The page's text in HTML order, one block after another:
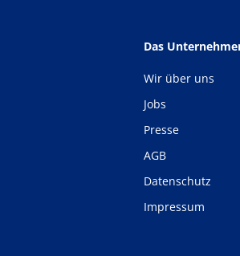
Das
Wir über uns
Jobs
Presse
AGB
Datenschutz
Impressum